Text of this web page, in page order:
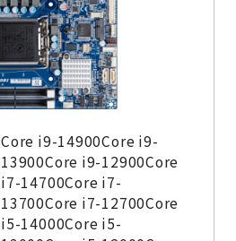
Core i9-14900Core i9-
13900Core i9-12900Core
i7-14700Core i7-
13700Core i7-12700Core
i5-14000Core i5-